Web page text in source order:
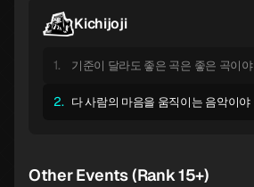
Kichijoji
1. 기준이 달라도 좋은 곡은 좋은 곡이야
2. 다 사람의 마음을 움직이는 음악이야
Other Events (Rank 15+)